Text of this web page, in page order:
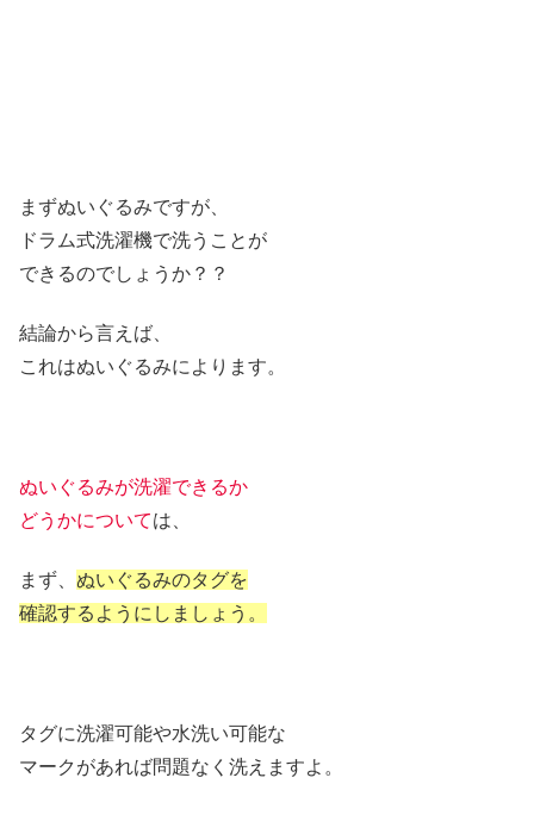
まずぬいぐるみですが、
ドラム式洗濯機で洗うことが
できるのでしょうか？？
結論から言えば、
これはぬいぐるみによります。
ぬいぐるみが洗濯できるか
どうかについては、
まず、 ぬいぐるみのタグを
確認するようにしましょう。
タグに洗濯可能や水洗い可能な
マークがあれば問題なく洗えますよ。